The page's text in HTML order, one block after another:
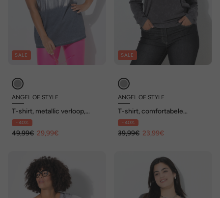
SALE
ANGEL OF STYLE
T-shirt, metallic verloop,
vintage look
- 40%
49,99€ 29,99€
SALE
ANGEL OF STYLE
T-shirt, comfortabele
pasvorm, pailletten-ster
- 40%
39,99€ 23,99€